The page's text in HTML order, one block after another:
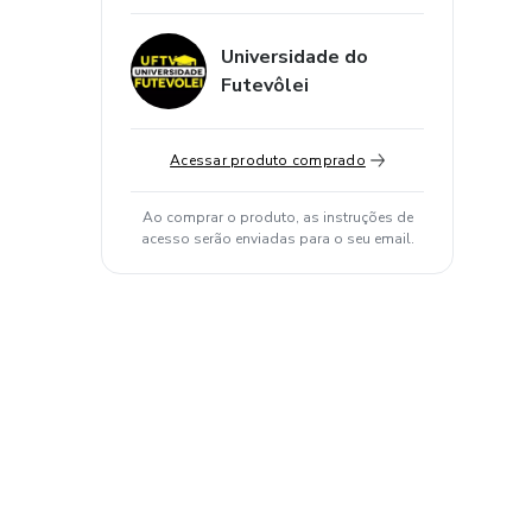
Universidade do
Futevôlei
Acessar produto comprado
Ao comprar o produto, as instruções de
acesso serão enviadas para o seu email.